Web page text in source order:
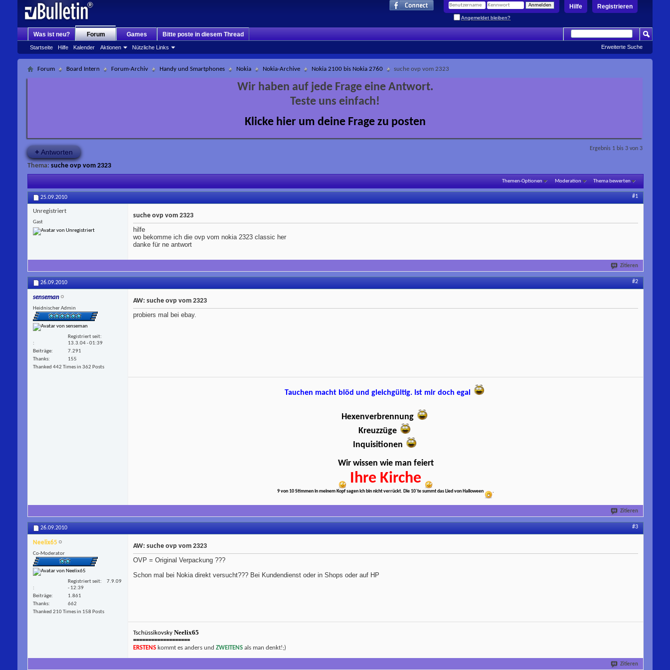
Registrieren
Hilfe
Angemeldet bleiben?
Was ist neu? Forum
Startseite Hilfe Kalender Aktionen Nützliche Links
Games Bitte poste in diesem Thread
Erweiterte Suche
Forum Board Intern Forum-Archiv Handy und Smartphones Nokia Nokia-Archive Nokia 2100 bis Nokia 2760 suche ovp vom 2323
Wir haben auf jede Frage eine Antwort.
Teste uns einfach!
Klicke hier um deine Frage zu posten
+ Antworten Ergebnis 1 bis 3 von 3
Thema: suche ovp vom 2323
Themen-Optionen Moderation Thema bewerten
25.09.2010 #1
Unregistriert
Gast
suche ovp vom 2323
hilfe
wo bekomme ich die ovp vom nokia 2323 classic her
danke für ne antwort
Zitieren
26.09.2010 #2
senseman
Heidnischer Admin
Registriert seit
13.3.04 - 01:39
Beiträge
7.291
Thanks
155
Thanked 442 Times in 362 Posts
AW: suche ovp vom 2323
probiers mal bei ebay.
Tauchen macht blöd und gleichgültig. Ist mir doch egal
Hexenverbrennung
Kreuzzüge
Inquisitionen
Wir wissen wie man feiert
Ihre Kirche
9 von 10 Stimmen in meinem Kopf sagen ich bin nicht verrückt. Die 10`te summt das Lied von Halloween .
Zitieren
26.09.2010 #3
Neelix65
Co-Moderator
Registriert seit
7.9.09
- 12:39
Beiträge
1.861
Thanks
662
Thanked 210 Times in 158 Posts
AW: suche ovp vom 2323
OVP = Original Verpackung ???
Schon mal bei Nokia direkt versucht??? Bei Kundendienst oder in Shops oder auf HP
Tschüssikovsky Neelix65
===================
ERSTENS kommt es anders und ZWEITENS als man denkt!;)
Zitieren